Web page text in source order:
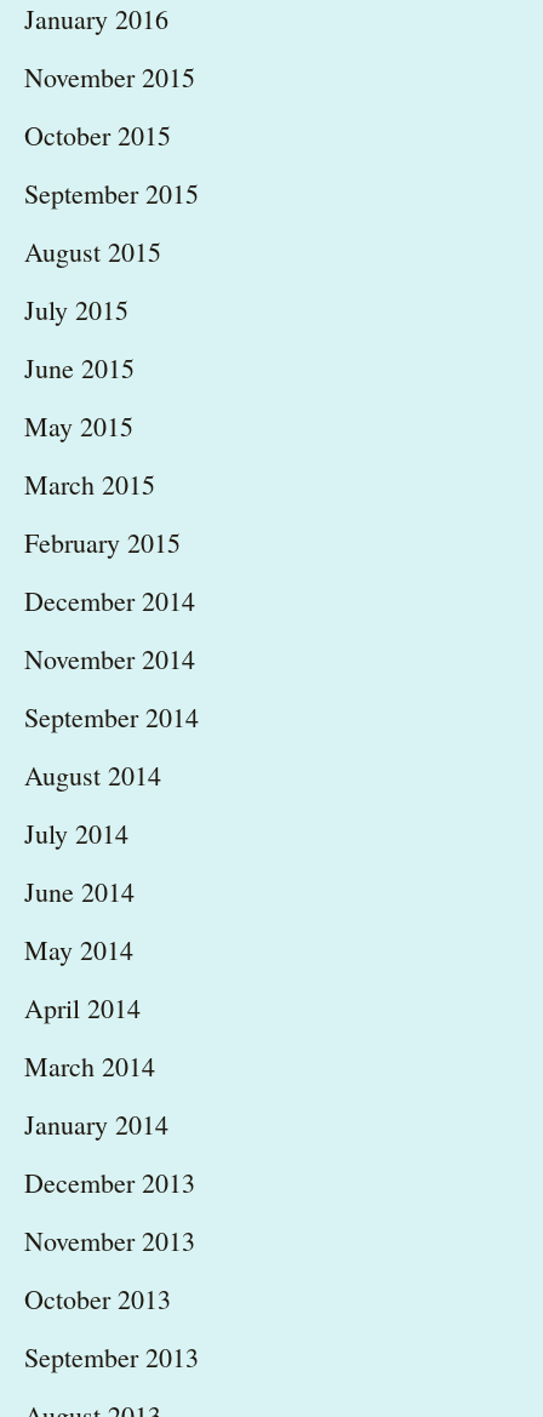
January 2016
November 2015
October 2015
September 2015
August 2015
July 2015
June 2015
May 2015
March 2015
February 2015
December 2014
November 2014
September 2014
August 2014
July 2014
June 2014
May 2014
April 2014
March 2014
January 2014
December 2013
November 2013
October 2013
September 2013